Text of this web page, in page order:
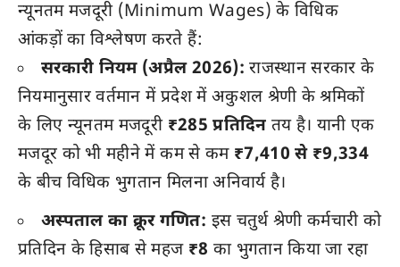
न्यूनतम मजदूरी (Minimum Wages) के विधिक
आंकड़ों का विश्लेषण करते हैं:
सरकारी नियम (अप्रैल 2026): राजस्थान सरकार के
नियमानुसार वर्तमान में प्रदेश में अकुशल श्रेणी के श्रमिकों
के लिए न्यूनतम मजदूरी ₹285 प्रतिदिन तय है। यानी एक
मजदूर को भी महीने में कम से कम ₹7,410 से ₹9,334
के बीच विधिक भुगतान मिलना अनिवार्य है।
अस्पताल का क्रूर गणित: इस चतुर्थ श्रेणी कर्मचारी को
प्रतिदिन के हिसाब से महज ₹8 का भुगतान किया जा रहा